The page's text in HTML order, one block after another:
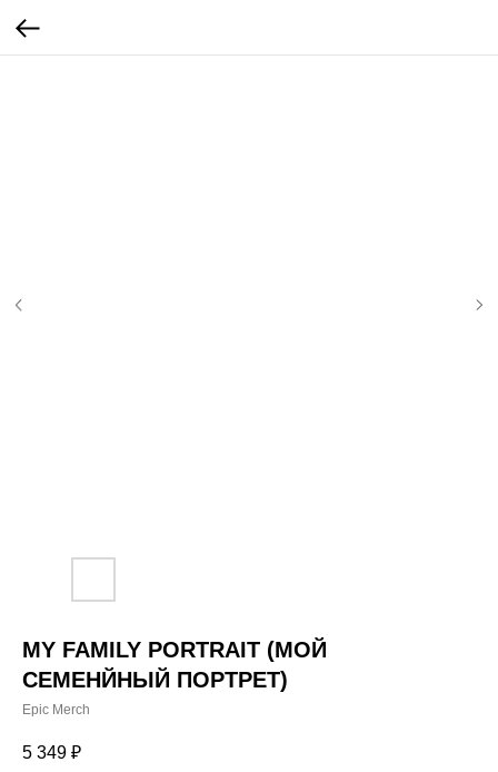
MY FAMILY PORTRAIT (МОЙ
СЕМЕНЙНЫЙ ПОРТРЕТ)
Epic Merch
5 349 ₽